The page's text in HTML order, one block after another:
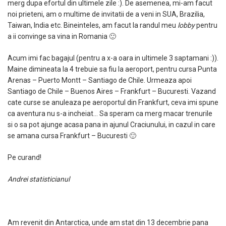
merg dupa efortul din ultimele zile :). De asemenea, mi-am facut
noi prieteni, am o multime de invitatii de a veni in SUA, Brazilia,
Taiwan, India etc. Bineinteles, am facut la randul meu lobbypentru
a ii convinge sa vina in Romania 🙂
Acum imi fac bagajul (pentru a x-a oara in ultimele 3 saptamani :)).
Maine dimineata la 4 trebuie sa fiu la aeroport, pentru cursa Punta
Arenas – Puerto Montt – Santiago de Chile. Urmeaza apoi
Santiago de Chile – Buenos Aires – Frankfurt – Bucuresti. Vazand
cate curse se anuleaza pe aeroportul din Frankfurt, ceva imi spune
ca aventura nu s-a incheiat… Sa speram ca merg macar trenurile
si o sa pot ajunge acasa pana in ajunul Craciunului, in cazul in care
se amana cursa Frankfurt – Bucuresti 🙂
Pe curand!
Andrei statisticianul
Am revenit din Antarctica, unde am stat din 13 decembrie pana